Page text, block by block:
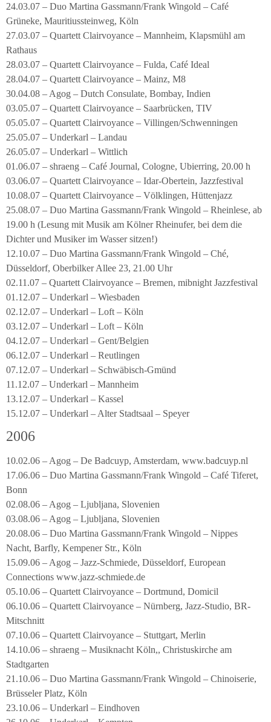
24.03.07 – Duo Martina Gassmann/Frank Wingold – Café
Grüneke, Mauritiussteinweg, Köln
27.03.07 – Quartett Clairvoyance – Mannheim, Klapsmühl am
Rathaus
28.03.07 – Quartett Clairvoyance – Fulda, Café Ideal
28.04.07 – Quartett Clairvoyance – Mainz, M8
30.04.08 – Agog – Dutch Consulate, Bombay, Indien
03.05.07 – Quartett Clairvoyance – Saarbrücken, TIV
05.05.07 – Quartett Clairvoyance – Villingen/Schwenningen
25.05.07 – Underkarl – Landau
26.05.07 – Underkarl – Wittlich
01.06.07 – shraeng – Café Journal, Cologne, Ubierring, 20.00 h
03.06.07 – Quartett Clairvoyance – Idar-Obertein, Jazzfestival
10.08.07 – Quartett Clairvoyance – Völklingen, Hüttenjazz
25.08.07 – Duo Martina Gassmann/Frank Wingold – Rheinlese, ab
19.00 h (Lesung mit Musik am Kölner Rheinufer, bei dem die
Dichter und Musiker im Wasser sitzen!)
12.10.07 – Duo Martina Gassmann/Frank Wingold – Ché,
Düsseldorf, Oberbilker Allee 23, 21.00 Uhr
02.11.07 – Quartett Clairvoyance – Bremen, mibnight Jazzfestival
01.12.07 – Underkarl – Wiesbaden
02.12.07 – Underkarl – Loft – Köln
03.12.07 – Underkarl – Loft – Köln
04.12.07 – Underkarl – Gent/Belgien
06.12.07 – Underkarl – Reutlingen
07.12.07 – Underkarl – Schwäbisch-Gmünd
11.12.07 – Underkarl – Mannheim
13.12.07 – Underkarl – Kassel
15.12.07 – Underkarl – Alter Stadtsaal – Speyer
2006
10.02.06 – Agog – De Badcuyp, Amsterdam, www.badcuyp.nl
17.06.06 – Duo Martina Gassmann/Frank Wingold – Café Tiferet,
Bonn
02.08.06 – Agog – Ljubljana, Slovenien
03.08.06 – Agog – Ljubljana, Slovenien
20.08.06 – Duo Martina Gassmann/Frank Wingold – Nippes
Nacht, Barfly, Kempener Str., Köln
15.09.06 – Agog – Jazz-Schmiede, Düsseldorf, European
Connections www.jazz-schmiede.de
05.10.06 – Quartett Clairvoyance – Dortmund, Domicil
06.10.06 – Quartett Clairvoyance – Nürnberg, Jazz-Studio, BR-
Mitschnitt
07.10.06 – Quartett Clairvoyance – Stuttgart, Merlin
14.10.06 – shraeng – Musiknacht Köln,, Christuskirche am
Stadtgarten
21.10.06 – Duo Martina Gassmann/Frank Wingold – Chinoiserie,
Brüsseler Platz, Köln
23.10.06 – Underkarl – Eindhoven